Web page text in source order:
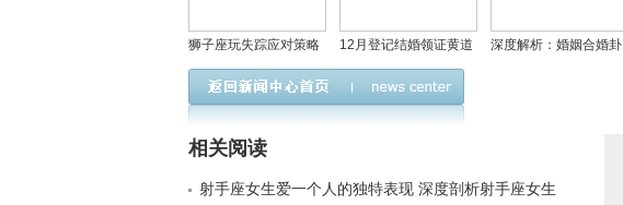
狮子座玩失踪应对策略
(狮子男不联系是否意味
着放弃)
12月登记结婚领证黄道
吉日推荐，助您选对好
深度解析：婚姻合婚卦
相关阅读
射手座女生爱一个人的独特表现 深度剖析射手座女生